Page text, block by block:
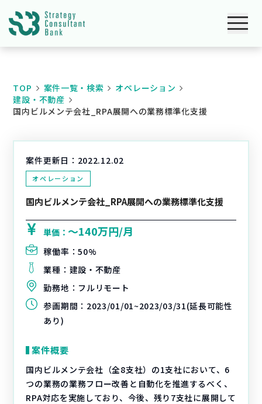
TOP 案件一覧・検索
オペレーション
建設・不動産
国内ビルメンテ会社_RPA展開への業務標準化支援
案件更新日： 2022.12.02
オペレーション
国内ビルメンテ会社_RPA展開への業務標準化支援
単価：〜140万円/月
稼働率：50%
業種： 建設・不動産
勤務地： フルリモート
参画期間： 2023/01/01~2023/03/31(延長可能性
あり)
案件概要
国内ビルメンテ会社（全8支社）の1支社において、6
つの業務の業務フロー改善と自動化を推進するべく、
RPA対応を実施しており、今後、残り7支社に展開して